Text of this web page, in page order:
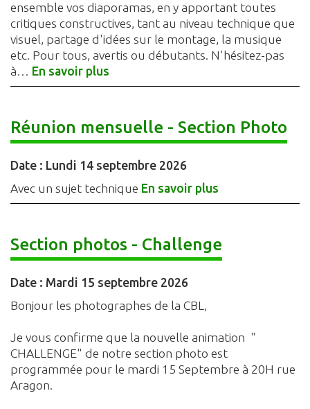
ensemble vos diaporamas, en y apportant toutes
critiques constructives, tant au niveau technique que
visuel, partage d'idées sur le montage, la musique
etc. Pour tous, avertis ou débutants. N'hésitez-pas
à… En savoir plus
Réunion mensuelle - Section Photo
Date : Lundi 14 septembre 2026
Avec un sujet technique En savoir plus
Section photos - Challenge
Date : Mardi 15 septembre 2026
Bonjour les photographes de la CBL,
Je vous confirme que la nouvelle animation "
CHALLENGE" de notre section photo est
programmée pour le mardi 15 Septembre à 20H rue
Aragon.